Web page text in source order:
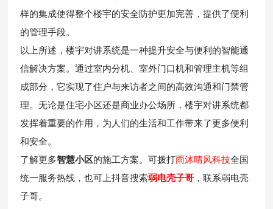
样的集成使得整个楼宇的安全防护更加完善，提供了便利
的管理手段。
以上所述，楼宇对讲系统是一种提升安全与便利的智能通
信解决方案。通过室内分机、室外门口机和管理主机等组
成部分，它实现了住户与来访者之间的高效沟通和门禁管
理。无论是住宅小区还是商业办公场所，楼宇对讲系统都
发挥着重要的作用，为人们的生活和工作带来了更多便利
和安全。
了解更多智慧小区的施工方案。可拨打雨沐晴风科技全国
统一服务热线，也可上抖音搜索弱电壳子哥 ，联系弱电壳
子哥。